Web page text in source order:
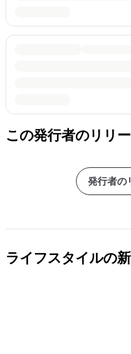
この発行者のリリ
発行者の
ライフスタイルの